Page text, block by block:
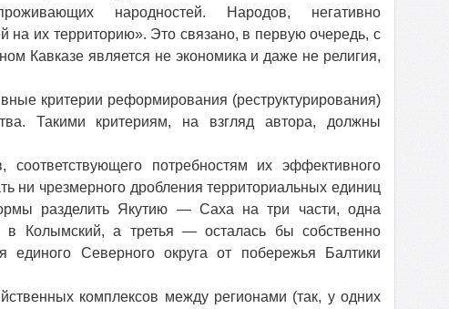
народностей. Народов, негативно
их территорию». Это связано, в первую очередь, с
Кавказе является не экономика и даже не религия,
критерии реформирования (реструктурирования)
Такими критериям, на взгляд автора, должны
потребностям их эффективного
ни чрезмерного дробления территориальных единиц
разделить Якутию — Саха на три части, одна
Колымский, а третья — осталась бы собственно
единого Северного округа от побережья Балтики
комплексов между регионами (так, у одних